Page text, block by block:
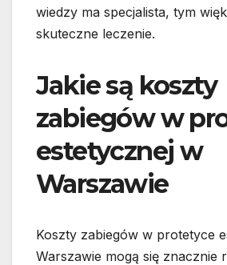
wiedzy ma specjalista, tym
skuteczne leczenie.
Jakie są koszty
zabiegów w
estetycznej w
Warszawie
Koszty zabiegów w protetyce
Warszawie mogą się znacznie